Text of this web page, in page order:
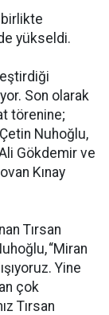
birlikte
yükseldi.
Son olarak
törenine;
Nuhoğlu,
Gökdemir ve
Kınay
Tırsan
“Miran
Yine
çok
Tırsan